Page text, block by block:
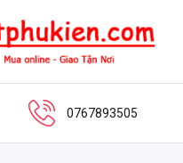
0767893505